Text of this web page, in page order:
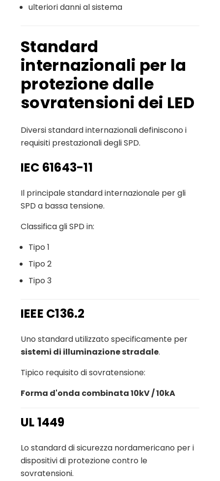
ulteriori danni al sistema
Standard
internazionali per la
protezione dalle
sovratensioni dei LED
Diversi standard internazionali definiscono i
requisiti prestazionali degli SPD.
IEC 61643-11
Il principale standard internazionale per gli
SPD a bassa tensione.
Classifica gli SPD in:
Tipo 1
Tipo 2
Tipo 3
IEEE C136.2
Uno standard utilizzato specificamente per
sistemi di illuminazione stradale.
Tipico requisito di sovratensione:
Forma d'onda combinata 10kV / 10kA
UL 1449
Lo standard di sicurezza nordamericano per i
dispositivi di protezione contro le
sovratensioni.